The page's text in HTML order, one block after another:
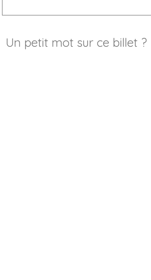
Un petit mot sur ce billet ?